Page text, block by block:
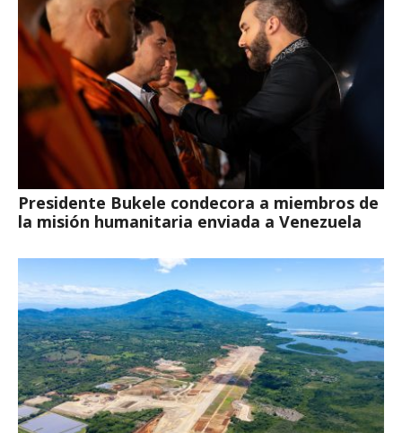
Presidente Bukele condecora a miembros de
la misión humanitaria enviada a Venezuela